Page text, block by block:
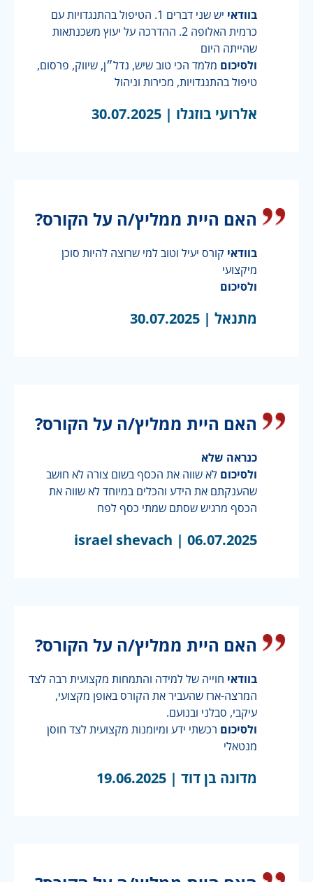
בוודאי
יש שני דברים 1. הטיפול בהתנגדויות עם
כרמית האלופה 2. ההדרכה על יעוץ משכנתאות
שהייתה היום
ולסיכום מלמד הכי טוב שיש, נדל״ן, שיווק, פרסום,
טיפול בהתנגדויות, מכירות וניהול
אלרועי בוזגלו | 30.07.2025
האם היית ממליץ/ה על הקורס?
בוודאי קורס יעיל וטוב למי שרוצה להיות סוכן
מיקצועי
ולסיכום
מתנאל | 30.07.2025
האם היית ממליץ/ה על הקורס?
כנראה שלא
ולסיכום לא שווה את הכסף בשום צורה לא חושב
שהענקתם את הידע והכלים במיוחד לא שווה את
הכסף מרגיש שסתם שמתי כסף לפח
israel shevach | 06.07.2025
האם היית ממליץ/ה על הקורס?
בוודאי חוייה של למידה והתמחות מקצועית רבה לצד
המרצה-ארז שהעביר את הקורס באופן מקצועי,
עיקבי, סבלני ובנועם.
ולסיכום רכשתי ידע ומיומנות מקצועית לצד חוסן
מנטאלי
מדונה בן דוד | 19.06.2025